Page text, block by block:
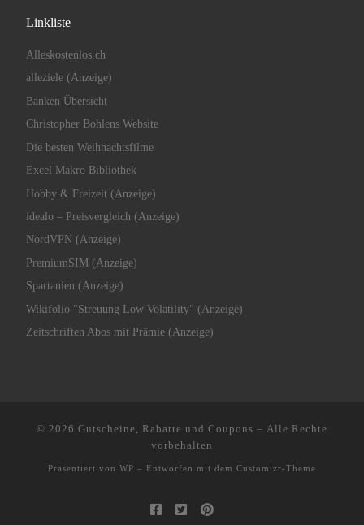
Linkliste
Alleskostenlos.ch
alleziele (Anzeige)
Banken Übersicht
Christopher Bohlens Website
Die besten Weihnachtsfilme
Excel Makro Bibliothek
Hobby & Freizeit (Anzeige)
idealo – Preisvergleich (Anzeige)
NordVPN (Anzeige)
PremiumSIM (Anzeige)
Spartanien (Anzeige)
Wikifolio "Streuung Low Volatility" (Anzeige)
Zeitschriften Abos mit Prämie (Anzeige)
© 2026 Gutscheine, Rabatte und Coupons – Alle Rechte
vorbehalten
Präsentiert von WP – Entworfen mit dem Customizr-Theme